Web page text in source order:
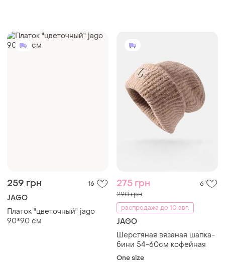
259 грн 16
JAGO
Платок "цветочный" jago
90*90 см
275 грн 6
290 грн
распродажа до 10 авг.
JAGO
Шерстяная вязаная шапка-
бини 54-60см кофейная
One size